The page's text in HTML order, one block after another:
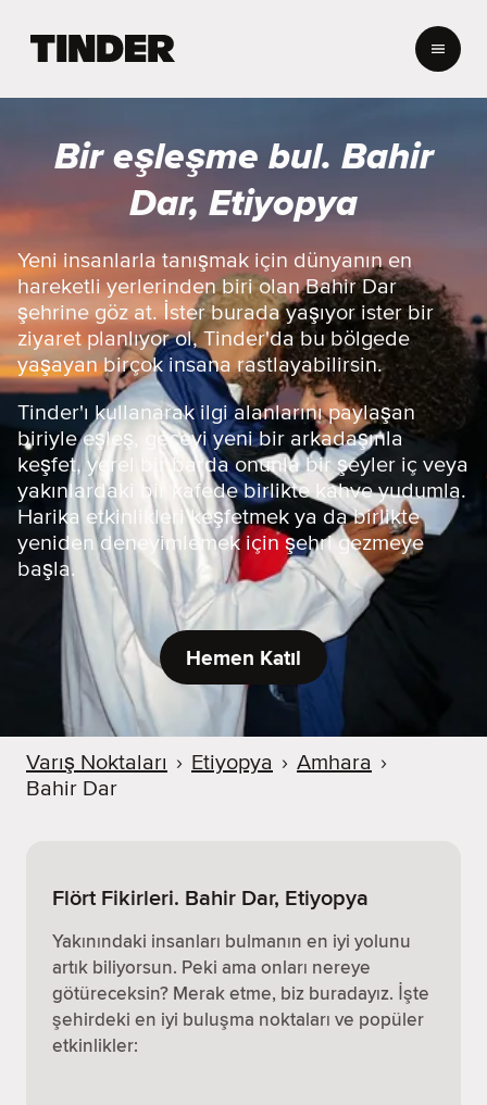
r
A
n
S
a
y
f
a
Bir eşleşme bul. Bahir
Dar, Etiyopya
Yeni insanlarla tanışmak için dünyanın en
hareketli yerlerinden biri olan Bahir Dar
şehrine göz at. İster burada yaşıyor ister bir
ziyaret planlıyor ol, Tinder'da bu bölgede
yaşayan birçok insana rastlayabilirsin.
Tinder'ı kullanarak ilgi alanlarını paylaşan
biriyle eşleş, geceyi yeni bir arkadaşınla
keşfet, yerel bir barda onunla bir şeyler iç veya
yakınlardaki bir kafede birlikte kahve yudumla.
Harika etkinlikleri keşfetmek ya da birlikte
yeniden deneyimlemek için şehri gezmeye
başla.
Hemen Katıl
Varış Noktaları › Etiyopya › Amhara ›
Bahir Dar
Flört Fikirleri. Bahir Dar, Etiyopya
Yakınındaki insanları bulmanın en iyi yolunu
artık biliyorsun. Peki ama onları nereye
götüreceksin? Merak etme, biz buradayız. İşte
şehirdeki en iyi buluşma noktaları ve popüler
etkinlikler: